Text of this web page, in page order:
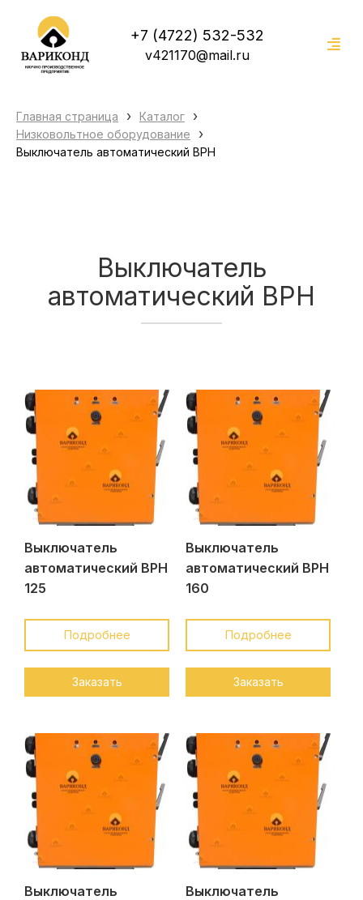
+7 (4722) 532-532
v421170@mail.ru
Главная страница › Каталог ›
Низковольтное оборудование ›
Выключатель автоматический ВРН
Выключатель
автоматический ВРН
Выключатель
автоматический ВРН
125
Подробнее
Заказать
Выключатель
автоматический ВРН
160
Подробнее
Заказать
Выключатель
Выключатель